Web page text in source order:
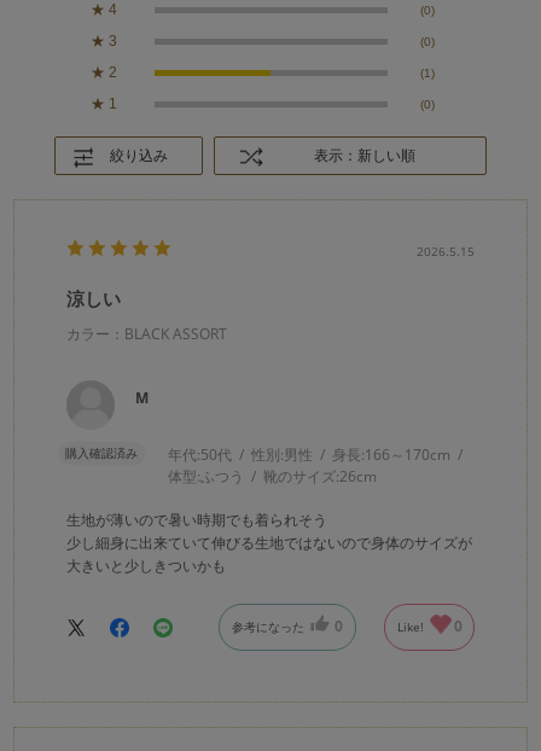
★ 4 (0)
★ 3 (0)
★ 2 (1)
★ 1 (0)
絞り込み 表示：新しい順
2026.5.15
涼しい
カラー：BLACK ASSORT
M
購入確認済み 年代:50代 性別:男性 身長:166～170cm
体型:ふつう 靴のサイズ:26cm
生地が薄いので暑い時期でも着られそう
少し細身に出来ていて伸びる生地ではないので身体のサイズが
大きいと少しきついかも
参考になった 0 Like! 0